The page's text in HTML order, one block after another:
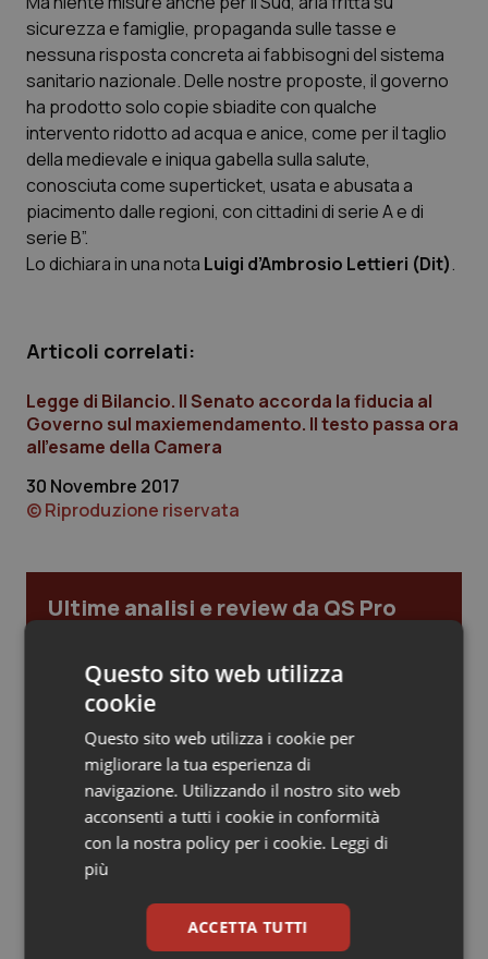
Campania
Emilia-Romagna
Friuli Venezia Giulia
Lazio
Lombardia
Marche
Molise
Piemonte
Provincia Autonoma di Bolzano
Provincia Autonoma di Trento
Puglia
Sardegna
Sicilia
Toscana
Car-T
Colesterolo & coronaropatie
Dermatite Atopica
Diabete & glucometri
Dolore
Donna & Salute
Epatiti
HIV
Infezioni & Febbre
Ipertensione & Scompenso
Malattie rare
Malattia di Crohn & Rettocolite Ulcerosa
Neuroscienze & patologie neurodegenerative
Obesità
Oftalmologia
sicurezza e famiglie, propaganda sulle tasse e
nessuna risposta concreta ai fabbisogni del sistema
sanitario nazionale. Delle nostre proposte, il governo
ha prodotto solo copie sbiadite con qualche
intervento ridotto ad acqua e anice, come per il taglio
della medievale e iniqua gabella sulla salute,
conosciuta come superticket, usata e abusata a
piacimento dalle regioni, con cittadini di serie A e di
serie B”.
Lo dichiara in una nota Luigi d’Ambrosio Lettieri (Dit).
Articoli correlati:
Legge di Bilancio. Il Senato accorda la fiducia al
Governo sul maxiemendamento. Il testo passa ora
all’esame della Camera
30 Novembre 2017
© Riproduzione riservata
Ultime analisi e review da QS Pro
Cloud sanitario: infrastrutture,
compliance, GDPR e Risk management
Gestione dell'Ipertensione resistente:
dalle Linee Guida alle terapie innovative
Leadership Infermieristica 2026: nuovi
modelli di responsabilità e autonomia
Questo sito web utilizza
cookie
Questo sito web utilizza i cookie per
migliorare la tua esperienza di
navigazione. Utilizzando il nostro sito web
acconsenti a tutti i cookie in conformità
con la nostra policy per i cookie. Leggi di
più
ACCETTA TUTTI